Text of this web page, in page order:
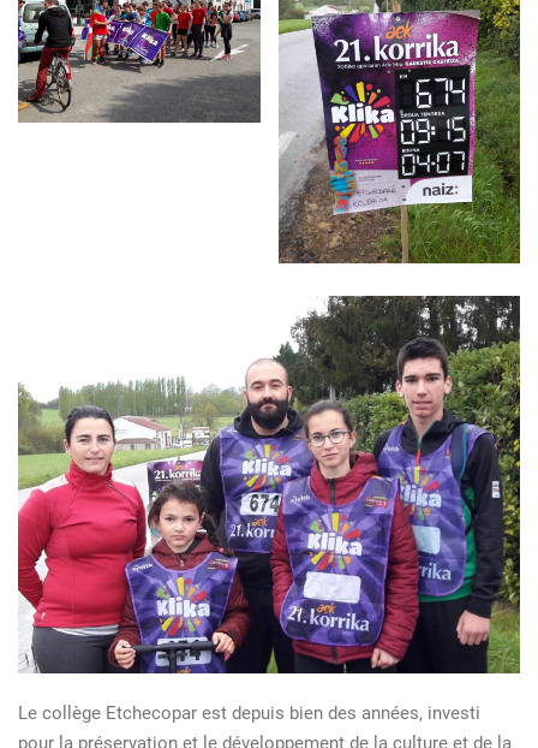
Le collège Etchecopar est depuis bien des années, investi
pour la préservation et le développement de la culture et de la